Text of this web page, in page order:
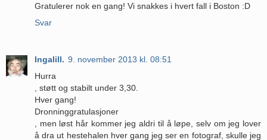
Gratulerer nok en gang! Vi snakkes i hvert fall i Boston :D
Svar
Ingalill. 9. november 2013 kl. 08:51
Hurra
, støtt og stabilt under 3,30.
Hver gang!
Dronninggratulasjoner
, men løst hår kommer jeg aldri til å løpe, selv om jeg lover
å dra ut hestehalen hver gang jeg ser en fotograf, skulle jeg